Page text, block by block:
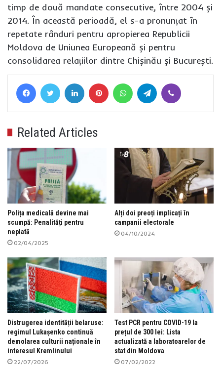
timp de două mandate consecutive, între 2004 și
2014. În această perioadă, el s-a pronunțat în
repetate rânduri pentru apropierea Republicii
Moldova de Uniunea Europeană și pentru
consolidarea relațiilor dintre Chișinău și București.
FacebookTwitter LinkedIn Pinterest WhatsAppTelegram
Related Articles
Polița medicală devine mai
scumpă: Penalități pentru
neplată
02/04/2025
Alți doi preoți implicați în
campanii electorale
04/10/2024
Distrugerea identității belaruse:
regimul Lukașenko continuă
demolarea culturii naționale în
interesul Kremlinului
22/07/2026
Test PCR pentru COVID-19 la
prețul de 300 lei: Lista
actualizată a laboratoarelor de
stat din Moldova
07/02/2022